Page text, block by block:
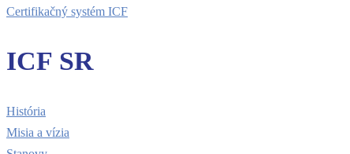
Certifikačný systém ICF
ICF SR
História
Misia a vízia